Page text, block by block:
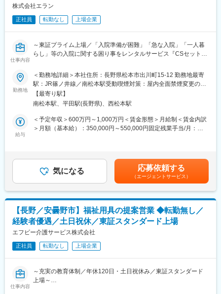
地域の高齢者福祉を支えています。安定した経営基盤のもと、長
期的なキャリア形成が可能な環境です。
変更の範囲：会社の定める業務
10:00 ご利用者様宅へ訪問し、介護ベッドなどの納品・契約対応
11:30 営業活動・ケアマネジャーとの情報共有
12:00 昼休憩
13:30 施設への納品・アフターフォロー
15:00 市役所などへの申請業務
16:00 福祉用具の引き取りや利用状況の確認
17:00 帰社後、事務処理・翌日の準備
■充実した研修を用意：
管理職に昇格した際なども、年次に合わせて研修を行うなど、教
育には積極的な企業です。
■評価制度・キャリア形成
成果だけでなく行動や人間性も評価する制度を導入。「貢献度評
たインセンティブ制度があり、頑張りがしっかり収入に還元され
ます。
■会社について
エフビー介護サービスは、介護保険制度開始当初から介護事業に
携わり、群馬・長野・栃木・新潟・埼玉を中心に事業を展開。居
宅介護支援、有料老人ホーム、デイサービス、訪問介護、訪問看
護、小規模多機能、福祉用具事業など幅広いサービスを提供し、
地域の高齢者福祉を支えています。安定した経営基盤のもと、長
期的なキャリア形成が可能な環境です。
変更の範囲：会社の定める業務
株式会社エラン
正社員 転勤なし 上場企業
仕事内容
～東証プライム上場／「入院準備が困難」「急な入院」「一人暮
らし」等の入院に関する困り事をレンタルサービス『CSセット』
■職務内容
当社の法務職として下記業務をお任せします。
＜具体的な業務＞
・株主総会や取締役会の運営
・コーポレートガバナンスに係る情報開示（CG報告書等）
・商品・サービスに関する法的検討、契約ドラフト・レビュー、
各種規制への対応
・海外事業に関する法的支援
■組織構成：
支店責任者1名（40代）・課員1名（30代）
■働きやすさ
＼充実した社内制度・福利厚生で自分らしく働ける環境！／
・完全土日祝休み×年休124日で仕事・家族も両立できる環境
・フレックスタイム制やビジネスカジュアルなど多様な働き方を
推進
・平均残業は15時間（2024年実績）
・東証プライム上場ならではの福利厚生の充実
勤務地
＜勤務地詳細＞本社住所：長野県松本市出川町15-12 勤務地最寄
駅：JR篠ノ井線／南松本駅受動喫煙対策：屋内全面禁煙変更の範
囲：会社の定める事業所
【最寄り駅】
南松本駅、平田駅(長野県)、西松本駅
給与
＜予定年収＞600万円～1,000万円＜賃金形態＞月給制＜賃金内訳
＞月額（基本給）：350,000円～550,000円固定残業手当/月：
管理職経験やスキルレベルによって年収を決定～■昇給：年1回
（4月）■賞与：年2回（7月・翌2月）(採用条件によって支給方法
が異なる）■地域手当：20,000円■役職手当：20,000or120,000円
（役職により変動）賃金はあくまでも目安の金額であり、選考を
通じて上下する可能性があります。月給(月額)は固定手当を含めた
表記です。
気になる 応募依頼する
（エージェントサービス）
【長野／安曇野市】福祉用具の提案営業 ◆転勤無し／
経験者優遇／土日祝休／東証スタンダード上場
エフビー介護サービス株式会社
正社員 転勤なし 上場企業
仕事内容
～充実の教育体制／年休120日・土日祝休み／東証スタンダード
上場～